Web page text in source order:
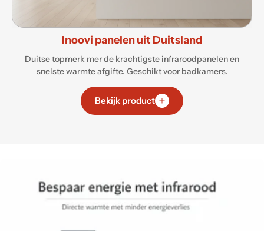
Inoovi panelen uit Duitsland
Duitse topmerk mer de krachtigste infraroodpanelen en
snelste warmte afgifte. Geschikt voor badkamers.
Bekijk product